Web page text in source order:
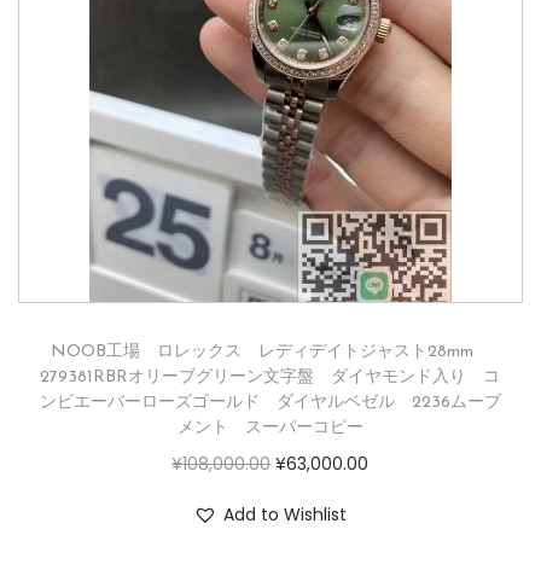
NOOB工場 ロレックス レディデイトジャスト28mm
279381RBRオリーブグリーン文字盤 ダイヤモンド入り コ
ンビエーバーローズゴールド ダイヤルベゼル 2236ムーブ
メント スーパーコピー
¥108,000.00 ¥63,000.00
Add to Wishlist